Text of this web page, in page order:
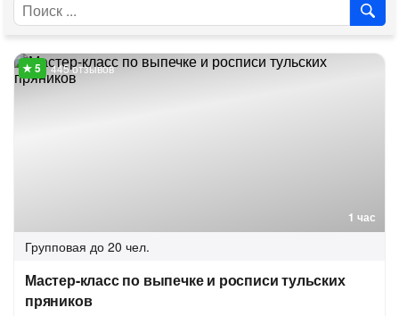
1 час
445 отзывов
Групповая до 20 чел.
Мастер-класс по выпечке и росписи тульских
пряников